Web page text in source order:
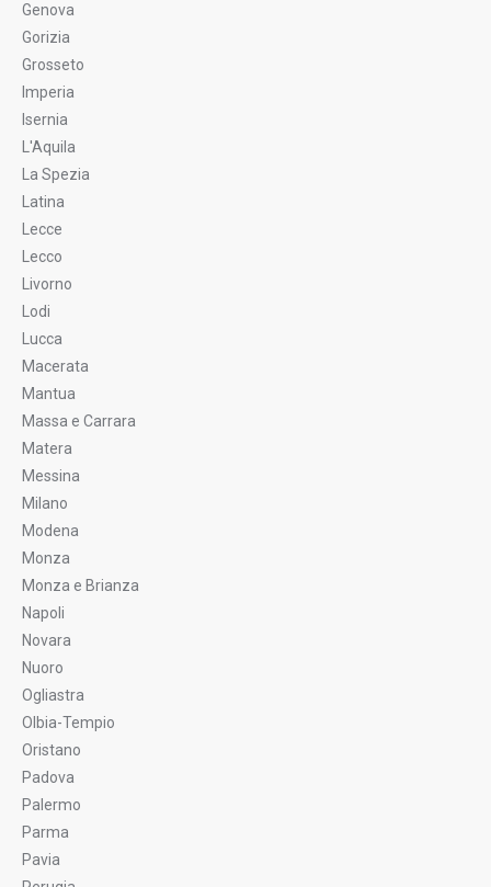
Genova
Gorizia
Grosseto
Imperia
Isernia
L'Aquila
La Spezia
Latina
Lecce
Lecco
Livorno
Lodi
Lucca
Macerata
Mantua
Massa e Carrara
Matera
Messina
Milano
Modena
Monza
Monza e Brianza
Napoli
Novara
Nuoro
Ogliastra
Olbia-Tempio
Oristano
Padova
Palermo
Parma
Pavia